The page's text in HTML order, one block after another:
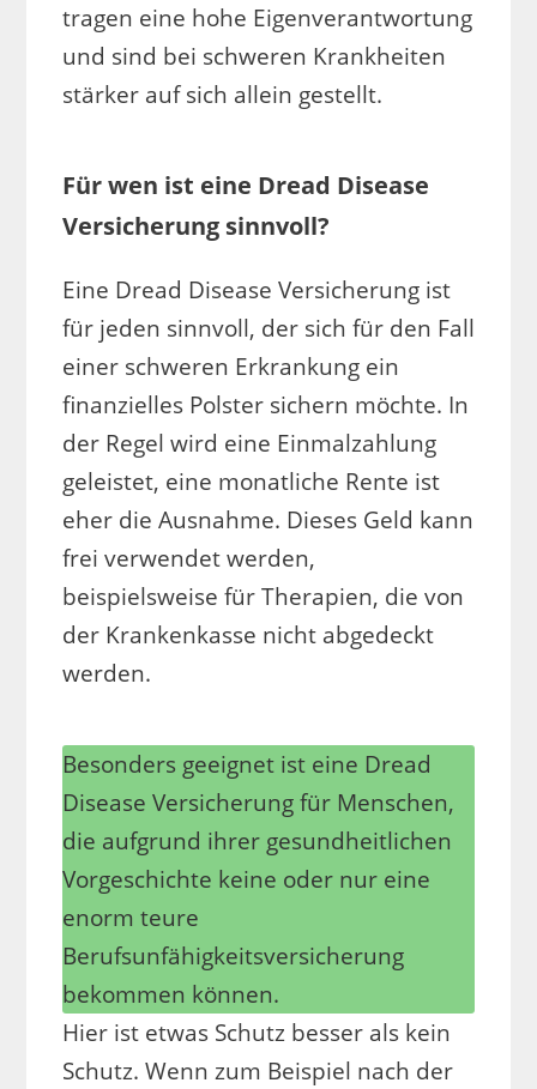
tragen eine hohe Eigenverantwortung
und sind bei schweren Krankheiten
stärker auf sich allein gestellt.
Für wen ist eine Dread Disease
Versicherung sinnvoll?
Eine Dread Disease Versicherung ist
für jeden sinnvoll, der sich für den Fall
einer schweren Erkrankung ein
finanzielles Polster sichern möchte. In
der Regel wird eine Einmalzahlung
geleistet, eine monatliche Rente ist
eher die Ausnahme. Dieses Geld kann
frei verwendet werden,
beispielsweise für Therapien, die von
der Krankenkasse nicht abgedeckt
werden.
Besonders geeignet ist eine Dread
Disease Versicherung für Menschen,
die aufgrund ihrer gesundheitlichen
Vorgeschichte keine oder nur eine
enorm teure
Berufsunfähigkeitsversicherung
bekommen können.
Hier ist etwas Schutz besser als kein
Schutz. Wenn zum Beispiel nach der